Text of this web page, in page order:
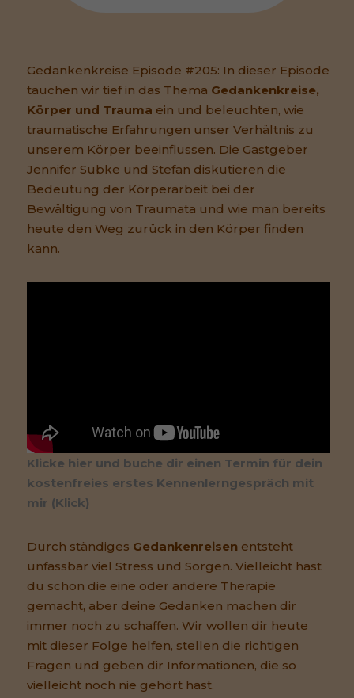
Gedankenkreise Episode #205: In dieser Episode
tauchen wir tief in das Thema Gedankenkreise,
Körper und Trauma ein und beleuchten, wie
traumatische Erfahrungen unser Verhältnis zu
unserem Körper beeinflussen. Die Gastgeber
Jennifer Subke und Stefan diskutieren die
Bedeutung der Körperarbeit bei der
Bewältigung von Traumata und wie man bereits
heute den Weg zurück in den Körper finden
kann.
Klicke hier und buche dir einen Termin für dein
kostenfreies erstes Kennenlerngespräch mit
mir (Klick)
Durch ständiges Gedankenreisen entsteht
unfassbar viel Stress und Sorgen. Vielleicht hast
du schon die eine oder andere Therapie
gemacht, aber deine Gedanken machen dir
immer noch zu schaffen. Wir wollen dir heute
mit dieser Folge helfen, stellen die richtigen
Fragen und geben dir Informationen, die so
vielleicht noch nie gehört hast.